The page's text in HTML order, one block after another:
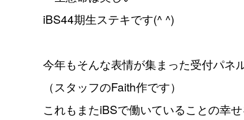
iBS44期生ステキです(^ ^)
今年もそんな表情が集まった受付パネ
（スタッフのFaith作です）
これもまたiBSで働いていることの幸